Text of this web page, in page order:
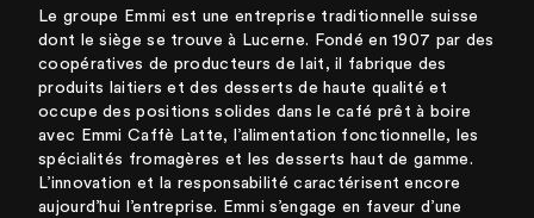
Le groupe Emmi est une entreprise traditionnelle suisse
dont le siège se trouve à Lucerne. Fondé en 1907 par des
coopératives de producteurs de lait, il fabrique des
produits laitiers et des desserts de haute qualité et
occupe des positions solides dans le café prêt à boire
avec Emmi Caffè Latte, l’alimentation fonctionnelle, les
spécialités fromagères et les desserts haut de gamme.
L’innovation et la responsabilité caractérisent encore
aujourd’hui l’entreprise. Emmi s’engage en faveur d’une